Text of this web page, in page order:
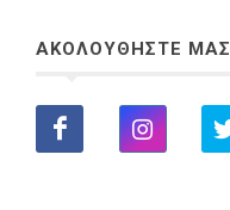
ΑΚΟΛΟΥΘΗΣΤΕ ΜΑΣ